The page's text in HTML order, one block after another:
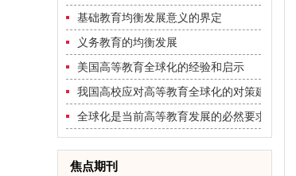
基础教育均衡发展意义的界定
义务教育的均衡发展
美国高等教育全球化的经验和启示
我国高校应对高等教育全球化的对策建议
全球化是当前高等教育发展的必然要求
焦点期刊